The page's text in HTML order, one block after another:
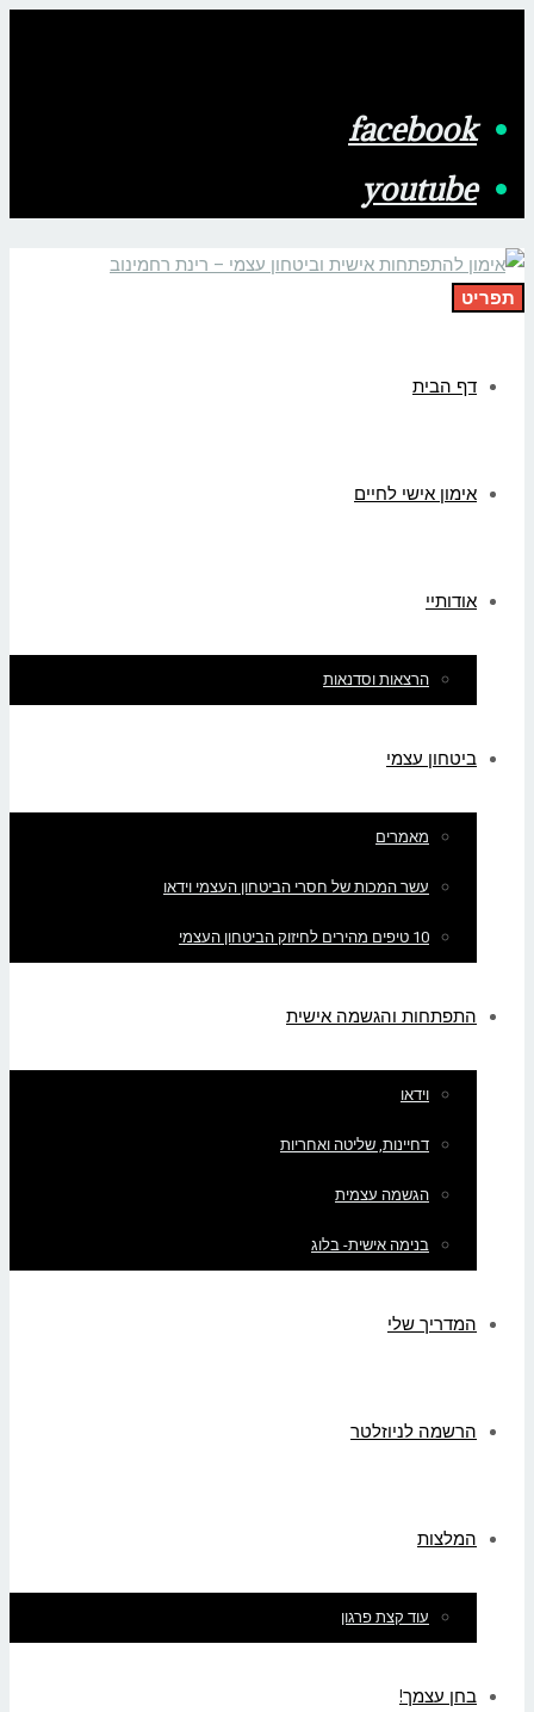
facebook
youtube
תפריט
דף הבית
אימון אישי לחיים
אודותיי
הרצאות וסדנאות
ביטחון עצמי
מאמרים
עשר המכות של חסרי הביטחון העצמי וידאו
10 טיפים מהירים לחיזוק הביטחון העצמי
התפתחות והגשמה אישית
וידאו
דחיינות, שליטה ואחריות
הגשמה עצמית
בנימה אישית- בלוג
המדריך שלי
הרשמה לניוזלטר
המלצות
עוד קצת פרגון
בחן עצמך!